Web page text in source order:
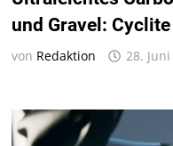
und Gravel: Cyclite
von Redaktion 28.